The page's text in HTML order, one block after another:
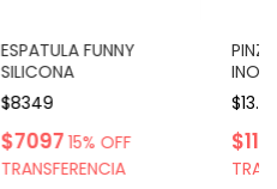
ESPATULA FUNNY
SILICONA
$8349
$709715% OFF
TRANSFERENCIA
PRO